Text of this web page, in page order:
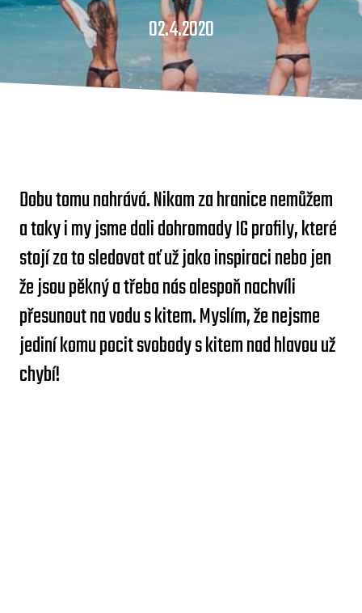
02.4.2020
Dobu tomu nahrává. Nikam za hranice nemůžem
a taky i my jsme dali dohromady IG profily, které
stojí za to sledovat ať už jako inspiraci nebo jen
že jsou pěkný a třeba nás alespoň nachvíli
přesunout na vodu s kitem. Myslím, že nejsme
jediní komu pocit svobody s kitem nad hlavou už
chybí!